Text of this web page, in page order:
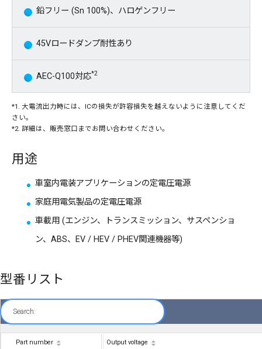
鉛フリー (Sn 100%)、ハロゲンフリー
45Vロードダンプ耐性あり
AEC-Q100対応*2
*1. 大電流出力時には、ICの損失が許容損失を越えないように注意してくだ
さい。
*2. 詳細は、販売窓口までお問い合わせください。
用途
車室内電装アプリケーションの定電圧電源
家庭用電気製品の定電圧電源
車載用 (エンジン、トランスミッション、サスペンショ
ン、ABS、EV / HEV / PHEV関連機器等)
型番リスト
Search:
Part number Output voltage